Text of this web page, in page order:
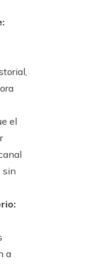
el
sin
a